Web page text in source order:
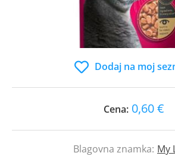
Dodaj na moj
Cena: 0,60 €
Blagovna znamka: My